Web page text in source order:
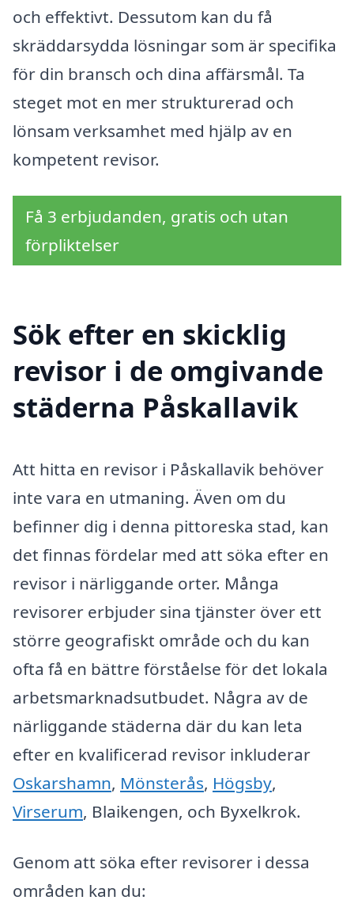
och effektivt. Dessutom kan du få
skräddarsydda lösningar som är specifika
för din bransch och dina affärsmål. Ta
steget mot en mer strukturerad och
lönsam verksamhet med hjälp av en
kompetent revisor.
Få 3 erbjudanden, gratis och utan
förpliktelser
Sök efter en skicklig
revisor i de omgivande
städerna Påskallavik
Att hitta en revisor i Påskallavik behöver
inte vara en utmaning. Även om du
befinner dig i denna pittoreska stad, kan
det finnas fördelar med att söka efter en
revisor i närliggande orter. Många
revisorer erbjuder sina tjänster över ett
större geografiskt område och du kan
ofta få en bättre förståelse för det lokala
arbetsmarknadsutbudet. Några av de
närliggande städerna där du kan leta
efter en kvalificerad revisor inkluderar
Oskarshamn, Mönsterås, Högsby,
Virserum, Blaikengen, och Byxelkrok.
Genom att söka efter revisorer i dessa
områden kan du: